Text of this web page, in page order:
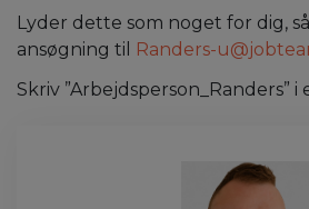
Lyder dette som noget for dig,
ansøgning til
Randers-
Skriv ”Arbejdsperson_Randers”